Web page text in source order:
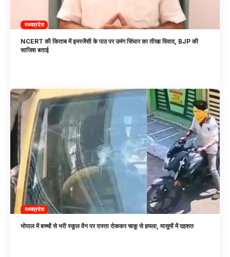
मध्यप्रदेश
NCERT की किताब में इमरजेंसी के पाठ पर उमंग सिंघार का तीखा विवाद, BJP की
साजिश बताई
मध्यप्रदेश
भोपाल में बच्चों से भरी स्कूल वैन पर रास्ता रोककर चाकू से हमला, मासूमों में दहशत